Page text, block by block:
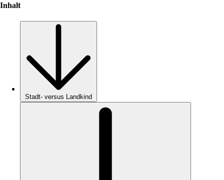
Inhalt
Stadt- versus Landkind